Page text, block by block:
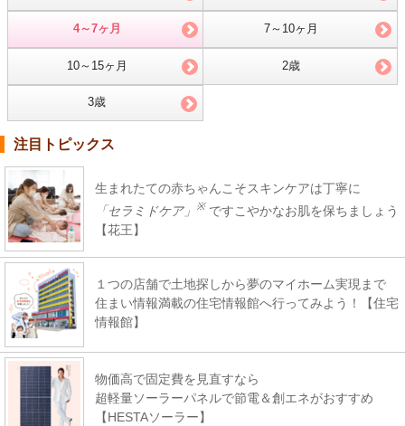
4～7ヶ月 7～10ヶ月
10～15ヶ月 2歳
3歳
注目トピックス
生まれたての赤ちゃんこそスキンケアは丁寧に
「セラミドケア」
※ ですこやかなお肌を保ちましょう
【花王】
１つの店舗で土地探しから夢のマイホーム実現まで
住まい情報満載の住宅情報館へ行ってみよう！【住宅
情報館】
物価高で固定費を見直すなら
超軽量ソーラーパネルで節電＆創エネがおすすめ
【HESTAソーラー】